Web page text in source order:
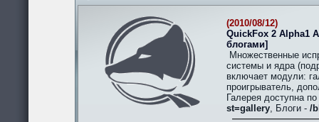
(2010/08/12)
QuickFox 2 Alpha1
блогами]
Множественные
системы и ядра
включает модули:
проигрыватель,
Галерея доступна
st=gallery, Блоги - /